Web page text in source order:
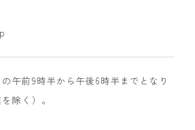
午前9時半から午後6時半までとなり
除く）。